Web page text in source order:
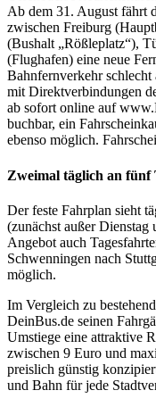
Ab dem 31. August fährt
zwischen Freiburg
(Bushalt „Rößleplatz“),
(Flughafen) eine neue
Bahnfernverkehr schlecht
mit Direktverbindungen
ab sofort online auf
buchbar, ein
ebenso möglich.
Zweimal täglich an fünf
Der feste Fahrplan sieht
(zunächst außer
Angebot auch
Schwenningen nach
möglich.
Im Vergleich zu
DeinBus.de seinen
Umstiege eine attraktive
zwischen 9 Euro und
preislich günstig
und Bahn für jede